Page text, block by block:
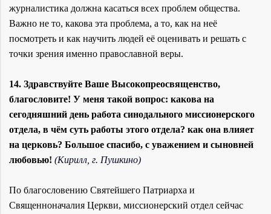
журналистика должна касаться всех проблем общества.
Важно не то, какова эта проблема, а то, как на неё
посмотреть и как научить людей её оценивать и решать с
точки зрения именно православной веры.
14. Здравствуйте Ваше Высокопреосвященство,
благословите! У меня такой вопрос: какова на
сегодняшний день работа синодального миссионерского
отдела, в чём суть работы этого отдела? как она влияет
на церковь? Большое спасибо, с уважением и сыновней
любовью! (Кирилл, г. Пушкино)
По благословению Святейшего Патриарха и
Священноначалия Церкви, миссионерский отдел сейчас